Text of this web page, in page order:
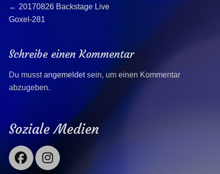
Beitragsnavigation
← Previous
post:
20170826 Backstage Live
Goxel-281
Schreibe einen Kommentar
Du musstangemeldetsein, um einen Kommentar
abzugeben.
Soziale Medien
Facebook
Instagram